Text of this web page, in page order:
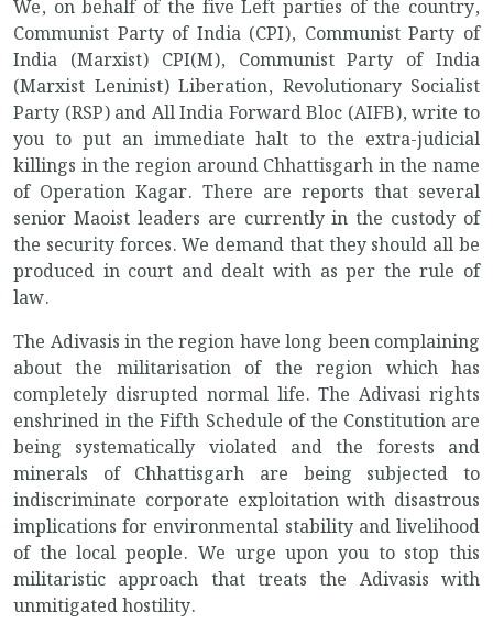
We, on behalf of the five Left parties of the country,
Communist Party of India (CPI), Communist Party of
India (Marxist) CPI(M), Communist Party of India
(Marxist Leninist) Liberation, Revolutionary Socialist
Party (RSP) and All India Forward Bloc (AIFB), write to
you to put an immediate halt to the extra-judicial
killings in the region around Chhattisgarh in the name
of Operation Kagar. There are reports that several
senior Maoist leaders are currently in the custody of
the security forces. We demand that they should all be
produced in court and dealt with as per the rule of
law.
The Adivasis in the region have long been complaining
about the militarisation of the region which has
completely disrupted normal life. The Adivasi rights
enshrined in the Fifth Schedule of the Constitution are
being systematically violated and the forests and
minerals of Chhattisgarh are being subjected to
indiscriminate corporate exploitation with disastrous
implications for environmental stability and livelihood
of the local people. We urge upon you to stop this
militaristic approach that treats the Adivasis with
unmitigated hostility.